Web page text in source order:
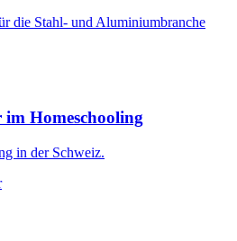
die Stahl- und Aluminiumbranche
Homeschooling
in der Schweiz.